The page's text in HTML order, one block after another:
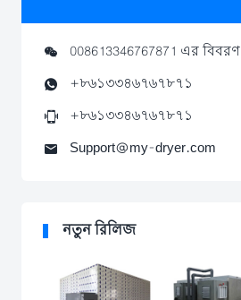
 008613346767871 এর বিবরণ
 +৮৬১৩৩৪৬৭৬৭৮৭১
 +৮৬১৩৩৪৬৭৬৭৮৭১
 Support@my-dryer.com
নতুন রিলিজ